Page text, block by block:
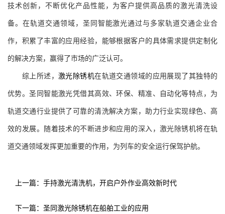
技术创新，不断优化产品性能，为客户提供高品质的激光清洗设
备。在轨道交通领域，圣同智能激光通过与多家轨道交通企业合
作，积累了丰富的应用经验，能够根据客户的具体需求提供定制化
的解决方案，赢得了市场的广泛认可。
综上所述， 激光除锈机在轨道交通领域的应用展现了其独特的
优势。圣同智能激光凭借其高效、环保、精准、自动化等特点，为
轨道交通行业提供了可靠的清洗解决方案，助力行业实现绿色、高
效的发展。随着技术的不断进步和应用的深入，激光除锈机将在轨
道交通领域发挥更加重要的作用，为列车的安全运行保驾护航。
上一篇：手持激光清洗机，开启户外作业高效新时代
下一篇：圣同激光除锈机在船舶工业的应用